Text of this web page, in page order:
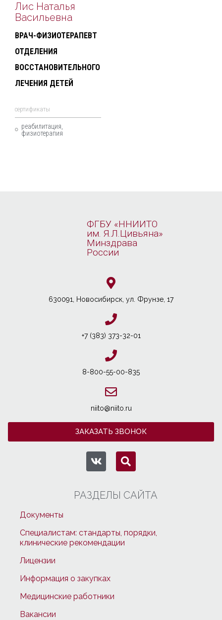
Лис Наталья
Васильевна
ВРАЧ-ФИЗИОТЕРАПЕВТ
ОТДЕЛЕНИЯ
ВОССТАНОВИТЕЛЬНОГО
ЛЕЧЕНИЯ ДЕТЕЙ
cертификаты
реабилитация,
физиотерапия
ФГБУ «ННИИТО
им. Я.Л.Цивьяна»
Минздрава
России
630091, Новосибирcк, ул. Фрунзе, 17
+7 (383) 373-32-01
8-800-55-00-835
niito@niito.ru
ЗАКАЗАТЬ ЗВОНОК
РАЗДЕЛЫ САЙТА
Документы
Специалистам: стандарты, порядки,
клинические рекомендации
Лицензии
Информация о закупках
Медицинские работники
Вакансии